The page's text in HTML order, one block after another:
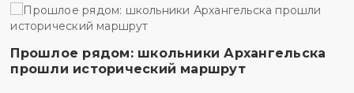
Прошлое рядом: школьники Архангельска
прошли исторический маршрут